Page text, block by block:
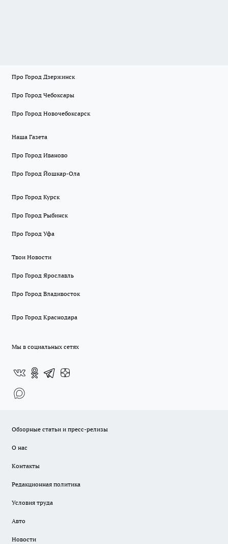
Про Город Дзержинск
Про Город Чебоксары
Про Город Новочебоксарск
Наша Газета
Про Город Иваново
Про Город Йошкар-Ола
Про Город Курск
Про Город Рыбинск
Про Город Уфа
Твои Новости
Про Город Ярославль
Про Город Владивосток
Про Город Краснодара
Мы в социальных сетях
Обзорные статьи и пресс-релизы
О нас
Контакты
Редакционная политика
Условия труда
Авто
Новости